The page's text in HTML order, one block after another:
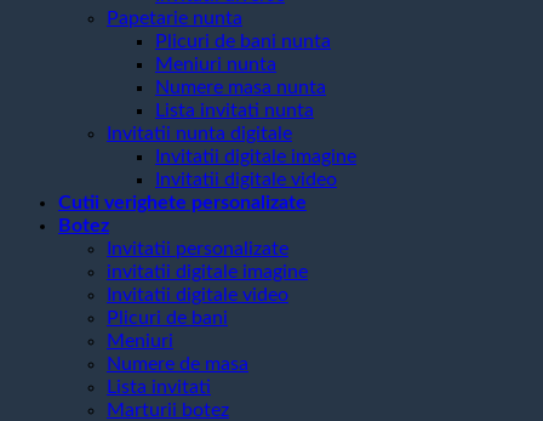
Papetarie nunta
Plicuri de bani nunta
Meniuri nunta
Numere masa nunta
Lista invitati nunta
Invitatii nunta digitale
Invitatii digitale imagine
Invitatii digitale video
Cutii verighete personalizate
Botez
Invitatii personalizate
invitatii digitale imagine
Invitatii digitale video
Plicuri de bani
Meniuri
Numere de masa
Lista invitati
Marturii botez